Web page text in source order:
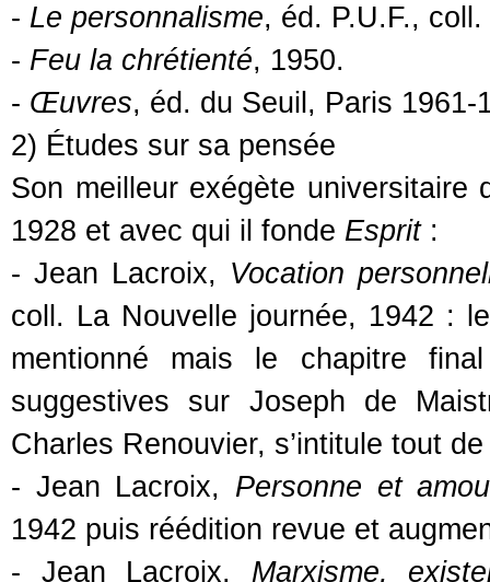
- Le personnalisme, éd. P.U.F.,
- Feu la chrétienté, 1950.
- Œuvres, éd. du Seuil, Paris
2) Études sur sa pensée
Son meilleur exégète universitaire
1928 et avec qui il fonde Esprit:
- Jean Lacroix, Vocation
coll. La Nouvelle journée, 1942 :
mentionné mais le chapitre
suggestives sur Joseph de
Charles Renouvier, s’intitule tout
- Jean Lacroix, Personne et
1942 puis réédition revue et
- Jean Lacroix, Marxisme,